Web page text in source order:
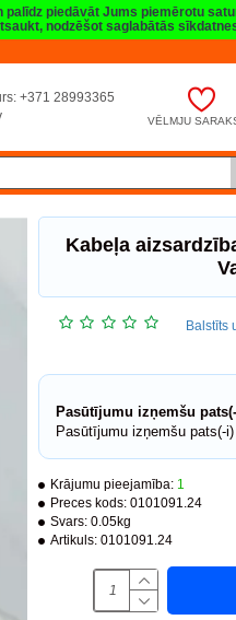
piedāvāt Jums piemērotu
nodzēšot saglabātās
+371 28993365
VĒLMJU
Kabeļa
Krājumu pieejamība: 1
Preces kods: 0101091.24
Svars: 0.05kg
Artikuls: 0101091.24
Balstīts
Pasūtījumu izņemšu
Pasūtījumu izņemšu pats(-i)